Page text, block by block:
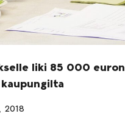
liki 85 000 euron
2018